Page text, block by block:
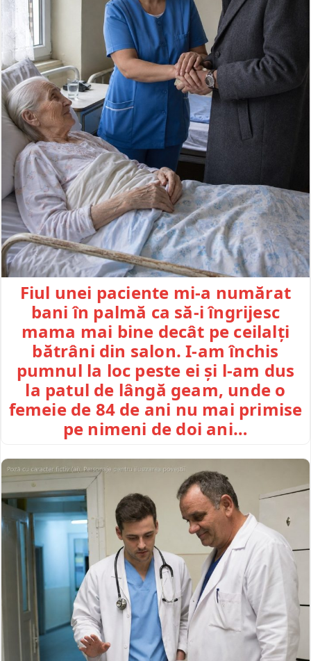
Fiul unei paciente mi-a numărat
bani în palmă ca să-i îngrijesc
mama mai bine decât pe ceilalți
bătrâni din salon. I-am închis
pumnul la loc peste ei și l-am dus
la patul de lângă geam, unde o
femeie de 84 de ani nu mai primise
pe nimeni de doi ani…